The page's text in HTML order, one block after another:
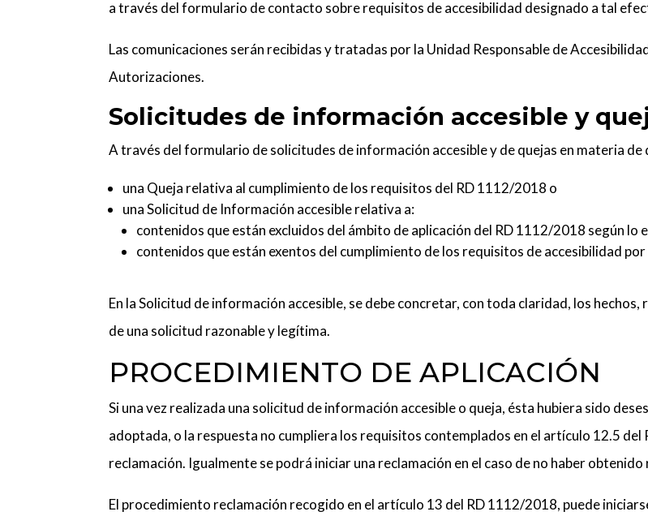
a través delformulario de contacto sobre requisitos de accesibilidad designado a tal
Las comunicaciones serán recibidas y tratadas por la Unidad Responsable de
Autorizaciones.
Solicitudes de información accesible y
A través delformulario de solicitudes de información accesible y de quejas en materia de
una Queja relativa al cumplimiento de los requisitos del RD 1112/2018 o
una Solicitud de Información accesible relativa a:
contenidos que están excluidos del ámbito de aplicación del RD 1112/2018 según
contenidos que están exentos del cumplimiento de los requisitos de accesibilidad
En la Solicitud de información accesible, se debe concretar, con toda claridad, los
de una solicitud razonable y legítima.
PROCEDIMIENTO DE APLICACIÓN
Si una vez realizada una solicitud de información accesible o queja, ésta hubiera sido
adoptada, o la respuesta no cumpliera los requisitos contemplados en el artículo 12.5
reclamación. Igualmente se podrá iniciar una reclamación en el caso de no haber obtenido
El procedimiento reclamación recogido en el artículo 13 del RD 1112/2018, puede